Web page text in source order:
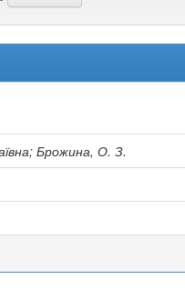
Брожина, О. З.